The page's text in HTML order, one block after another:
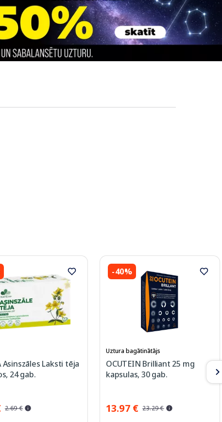
Asinszāles Laksti tēja
24 gab.
2.69 €
-40%
Uztura bagātinātājs
OCUTEIN Brilliant 25 mg
kapsulas, 30 gab.
13.97 € 23.29 €